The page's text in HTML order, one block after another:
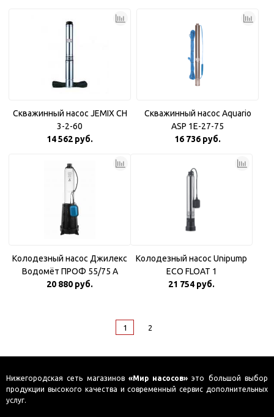
Скважинный насос JEMIX CH
3-2-60
14 562 руб.
Скважинный насос Aquario
ASP 1E-27-75
16 736 руб.
Колодезный насос Джилекс
Водомёт ПРОФ 55/75 A
20 880 руб.
Колодезный насос Unipump
ECO FLOAT 1
21 754 руб.
1 2
Нижегородская сеть магазинов «Мир насосов» это большой выбор
продукции высокого качества и современный сервис дополнительных
услуг.